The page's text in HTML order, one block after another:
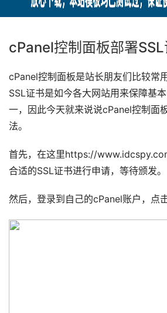
cPanel控制面板部署
cPanel控制面板是站长朋友们比较常
SSL证书是如今各大网站用来保障基
一，因此今天就来说说cPanel控制面
法。
首先，在这里https://
合适的SSL证书进行申请，等待颁发。
然后，登录到自己的cPanel账户，点